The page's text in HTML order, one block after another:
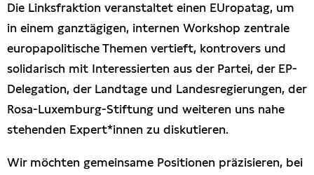
Die Linksfraktion veranstaltet einen EUropatag, um
in einem ganztägigen, internen Workshop zentrale
europapolitische Themen vertieft, kontrovers und
solidarisch mit Interessierten aus der Partei, der EP-
Delegation, der Landtage und Landesregierungen, der
Rosa-Luxemburg-Stiftung und weiteren uns nahe
stehenden Expert*innen zu diskutieren.
Wir möchten gemeinsame Positionen präzisieren, bei